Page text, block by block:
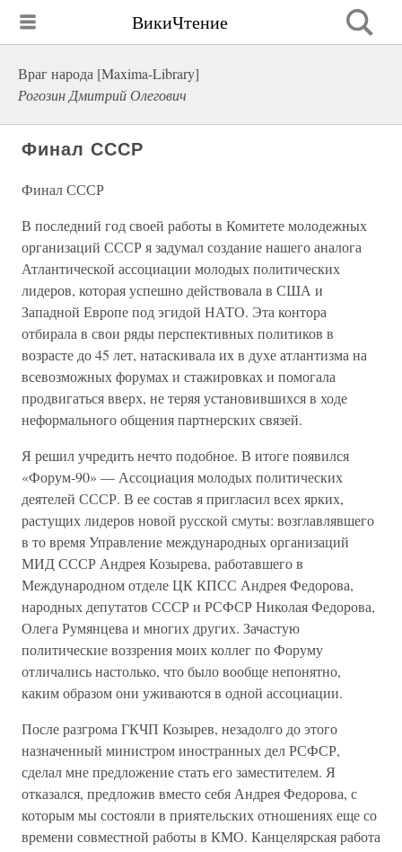
ВикиЧтение
Враг народа [Maxima-Library]
Рогозин Дмитрий Олегович
Финал СССР
Финал СССР
В последний год своей работы в Комитете молодежных
организаций СССР я задумал создание нашего аналога
Атлантической ассоциации молодых политических
лидеров, которая успешно действовала в США и
Западной Европе под эгидой НАТО. Эта контора
отбирала в свои ряды перспективных политиков в
возрасте до 45 лет, натаскивала их в духе атлантизма на
всевозможных форумах и стажировках и помогала
продвигаться вверх, не теряя установившихся в ходе
неформального общения партнерских связей.
Я решил учредить нечто подобное. В итоге появился
«Форум-90» — Ассоциация молодых политических
деятелей СССР. В ее состав я пригласил всех ярких,
растущих лидеров новой русской смуты: возглавлявшего
в то время Управление международных организаций
МИД СССР Андрея Козырева, работавшего в
Международном отделе ЦК КПСС Андрея Федорова,
народных депутатов СССР и РСФСР Николая Федорова,
Олега Румянцева и многих других. Зачастую
политические воззрения моих коллег по Форуму
отличались настолько, что было вообще непонятно,
каким образом они уживаются в одной ассоциации.
После разгрома ГКЧП Козырев, незадолго до этого
назначенный министром иностранных дел РСФСР,
сделал мне предложение стать его заместителем. Я
отказался, предложив вместо себя Андрея Федорова, с
которым мы состояли в приятельских отношениях еще со
времени совместной работы в КМО. Канцелярская работа